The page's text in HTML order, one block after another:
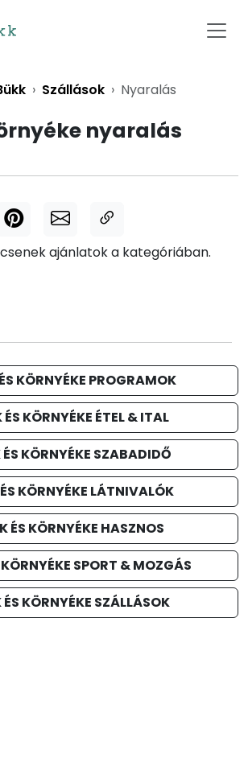
Szállások Nyaralás
nyaralás
ajánlatok a kategóriában.
KÖRNYÉKE PROGRAMOK
ÉS KÖRNYÉKE ÉTEL & ITAL
KÖRNYÉKE SZABADIDŐ
KÖRNYÉKE LÁTNIVALÓK
ÉS KÖRNYÉKE HASZNOS
SPORT & MOZGÁS
KÖRNYÉKE SZÁLLÁSOK